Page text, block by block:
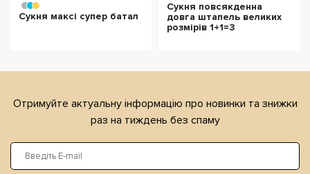
Сукня максі супер батал
Сукня повсякденна
довга штапель великих
розмірів 1+1=3
Отримуйте актуальну iнформацiю про новинки та знижки
раз на тиждень без спаму